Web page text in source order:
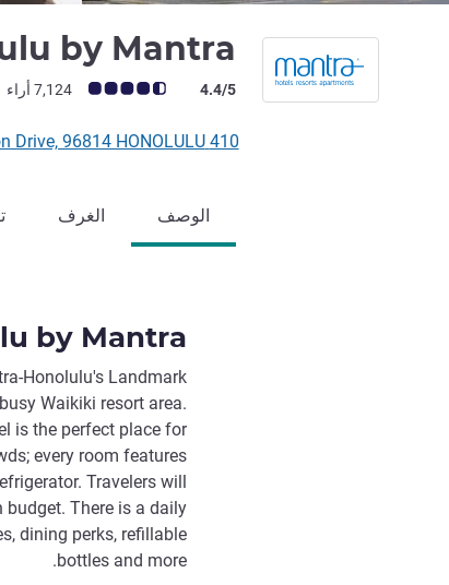
by Mantra
ملاحظة أراء العملاء (رأي ALL)
4.4/5 7,124 أراء
410 Atkinson Drive, 96814 HONOLULU, الولايات المتحدة
الوصف الغرف
by Mantra
Honolulu's Landmark
Waikiki resort area.
is the perfect place for
every room features
Travelers will
There is a daily
dining perks, refillable
bottles and more.